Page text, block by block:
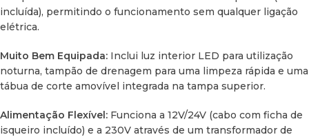
incluída), permitindo o funcionamento sem qualquer ligação
elétrica.
Muito Bem Equipada: Inclui luz interior LED para utilização
noturna, tampão de drenagem para uma limpeza rápida e uma
tábua de corte amovível integrada na tampa superior.
Alimentação Flexível: Funciona a 12V/24V (cabo com ficha de
isqueiro incluído) e a 230V através de um transformador de